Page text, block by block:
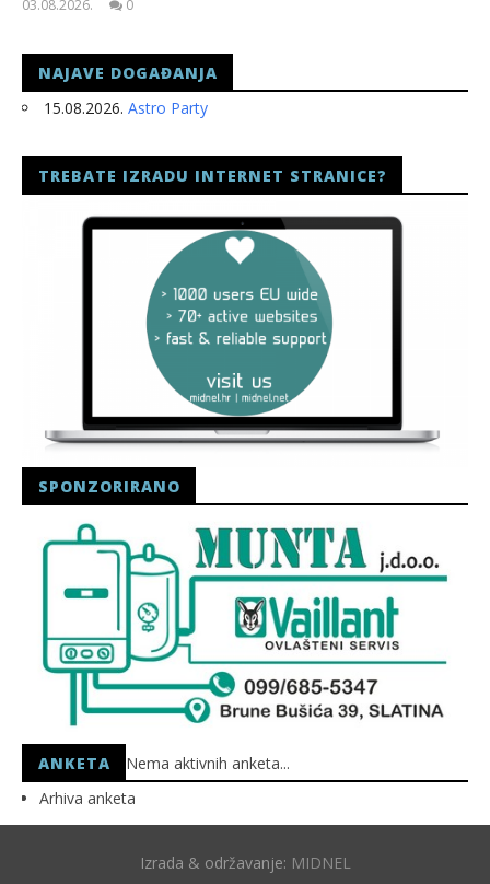
03.08.2026.
0
NAJAVE DOGAĐANJA
15.08.2026. Astro Party
TREBATE IZRADU INTERNET STRANICE?
SPONZORIRANO
ANKETA
Nema aktivnih anketa...
Arhiva anketa
Izrada & održavanje: MIDNEL